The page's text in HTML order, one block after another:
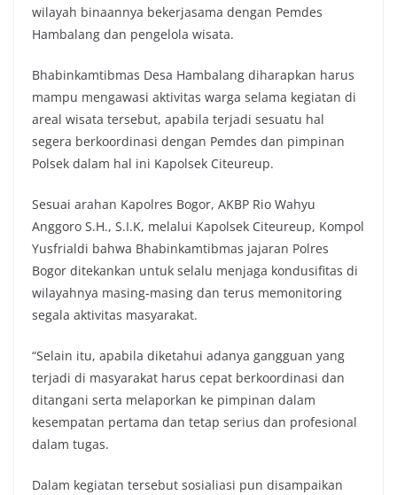
wilayah binaannya bekerjasama dengan Pemdes
Hambalang dan pengelola wisata.
Bhabinkamtibmas Desa Hambalang diharapkan harus
mampu mengawasi aktivitas warga selama kegiatan di
areal wisata tersebut, apabila terjadi sesuatu hal
segera berkoordinasi dengan Pemdes dan pimpinan
Polsek dalam hal ini Kapolsek Citeureup.
Sesuai arahan Kapolres Bogor, AKBP Rio Wahyu
Anggoro S.H., S.I.K, melalui Kapolsek Citeureup, Kompol
Yusfrialdi bahwa Bhabinkamtibmas jajaran Polres
Bogor ditekankan untuk selalu menjaga kondusifitas di
wilayahnya masing-masing dan terus memonitoring
segala aktivitas masyarakat.
“Selain itu, apabila diketahui adanya gangguan yang
terjadi di masyarakat harus cepat berkoordinasi dan
ditangani serta melaporkan ke pimpinan dalam
kesempatan pertama dan tetap serius dan profesional
dalam tugas.
Dalam kegiatan tersebut sosialiasi pun disampaikan